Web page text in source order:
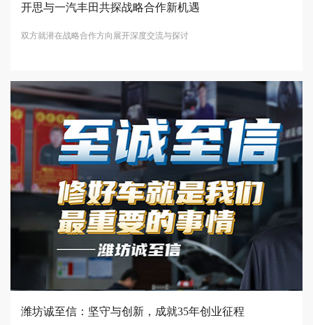
开思与一汽丰田共探战略合作新机遇
双方就潜在战略合作方向展开深度交流与探讨
潍坊诚至信：坚守与创新，成就35年创业征程